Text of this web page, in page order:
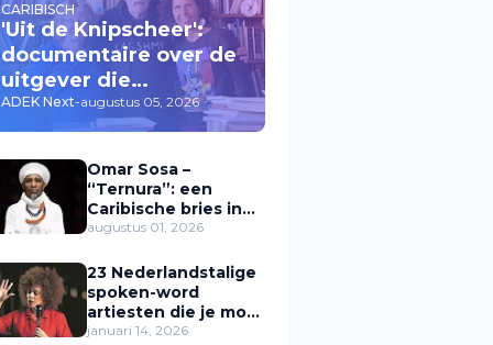
CARIBISCH
'Uit de Knipscheer':
documentaire over de
uitgever die
Caribische stemmen
een plek gaf
ADEK Next-augustus 05, 2026
Omar Sosa –
“Ternura”: een
Caribische bries in
muziek
augustus 01, 2026
23 Nederlandstalige
spoken-word
artiesten die je moet
kennen (Zwarte
januari 14, 2026